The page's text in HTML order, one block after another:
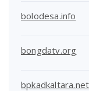
bolodesa.info
bongdatv.org
bpkadkaltara.net